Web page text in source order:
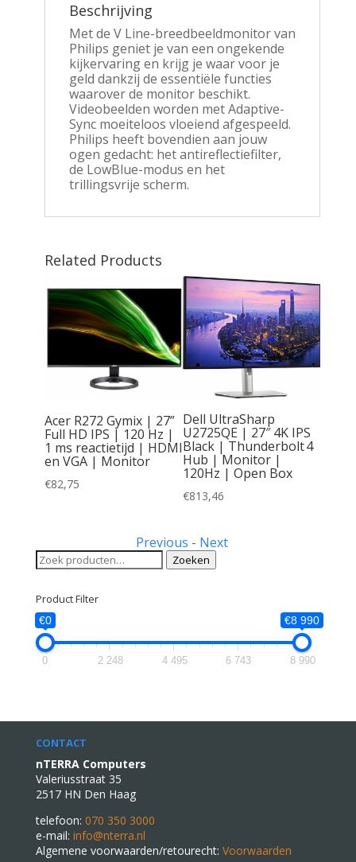
Beschrijving
Met de V Line-breedbeeldmonitor van
Philips geniet je van een ongekende
kijkervaring en krijg je waar voor je
geld dankzij de essentiële functies
waarover de monitor beschikt.
Videobeelden worden met Adaptive-
Sync moeiteloos vloeiend afgespeeld.
Philips heeft bovendien aan jouw
ogen gedacht: het antireflectiefilter,
de LowBlue-modus en het
trillingsvrije scherm.
Related Products
Acer R272 Gymix | 27”
Full HD IPS | 120 Hz |
1 ms reactietijd | HDMI
en VGA | Monitor
€82,75
Dell UltraSharp
U2725QE | 27″ 4K IPS
Black | Thunderbolt 4
Hub | Monitor |
120Hz | Open Box
€813,46
Previous - Next
Zoeken
naar:
Zoeken
Product Filter
€0 €8 990
0 2 248 4 495 6 743 8 990
CONTACT
nTERRA Computers
Valeriusstraat 35
2517 HN Den Haag
telefoon: 070 350 3000
e-mail: info@nterra.nl
Algemene voorwaarden/retourecht: Voorwaarden